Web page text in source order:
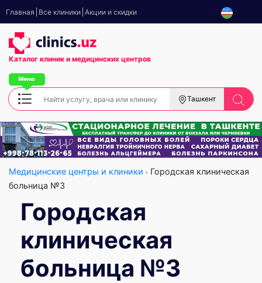
Главная Все клиники Акции и скидки
Каталог клиник и медицинских центров
Ташкент
Медицинские центры и клиники
Городская клиническая
больница №3
Городская
клиническая
больница №3